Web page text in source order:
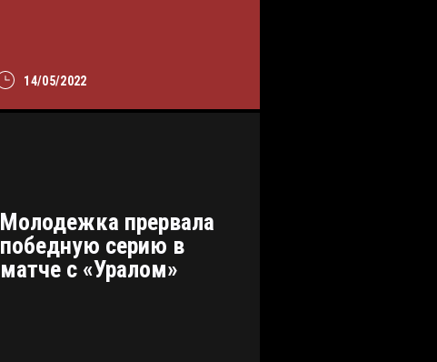
14/05/2022
Молодежка прервала
победную серию в
матче с «Уралом»